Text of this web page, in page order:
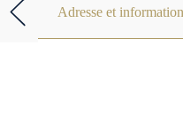
Adresse et